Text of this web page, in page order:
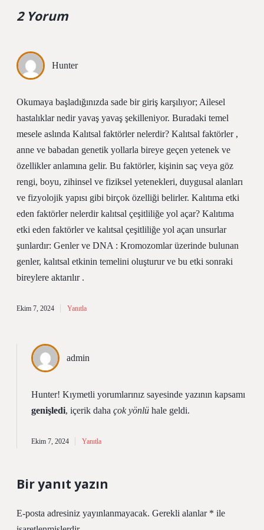
2 Yorum
Hunter
Okumaya başladığınızda sade bir giriş karşılıyor; Ailesel
hastalıklar nedir yavaş yavaş şekilleniyor. Buradaki temel
mesele aslında Kalıtsal faktörler nelerdir? Kalıtsal faktörler ,
anne ve babadan genetik yollarla bireye geçen yetenek ve
özellikler anlamına gelir. Bu faktörler, kişinin saç veya göz
rengi, boyu, zihinsel ve fiziksel yetenekleri, duygusal alanları
ve fizyolojik yapısı gibi birçok özelliği belirler. Kalıtıma etki
eden faktörler nelerdir kalıtsal çeşitliliğe yol açar? Kalıtıma
etki eden faktörler ve kalıtsal çeşitliliğe yol açan unsurlar
şunlardır: Genler ve DNA : Kromozomlar üzerinde bulunan
genler, kalıtsal etkinin temelini oluşturur ve bu etki sonraki
bireylere aktarılır .
Ekim 7, 2024 Yanıtla
admin
Hunter! Kıymetli yorumlarınız sayesinde yazının kapsamı
genişledi, içerik daha çok yönlü hale geldi.
Ekim 7, 2024 Yanıtla
Bir yanıt yazın
E-posta adresiniz yayınlanmayacak. Gerekli alanlar * ile